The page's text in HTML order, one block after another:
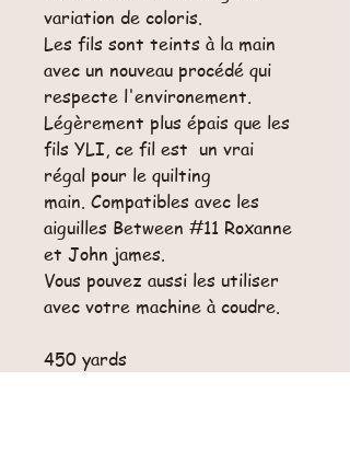
variation de coloris.
Les fils sont teints à la main
avec un nouveau procédé qui
respecte l'environement.
Légèrement plus épais que les
fils YLI, ce fil est un vrai
régal pour le quilting
main. Compatibles avec les
aiguilles Between #11 Roxanne
et John james.
Vous pouvez aussi les utiliser
avec votre machine à coudre.
450 yards